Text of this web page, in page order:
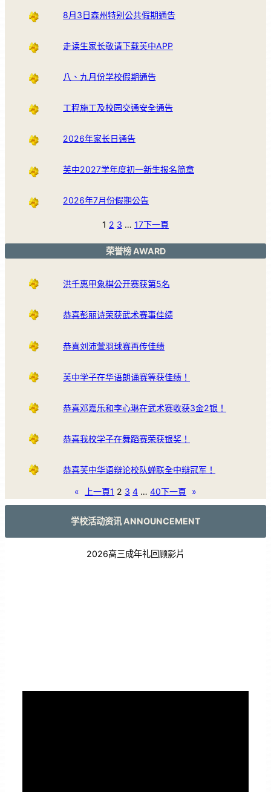
8月3日森州特别公共假期通告
走读生家长敬请下载芙中APP
八、九月份学校假期通告
工程施工及校园交通安全通告
2026年家长日通告
芙中2027学年度初一新生报名简章
2026年7月份假期公告
1 2 3 … 17下一頁
荣誉榜 AWARD
洪千惠甲象棋公开赛获第5名
恭喜彭丽诗荣获武术赛事佳绩
恭喜刘沛萱羽球赛再传佳绩
芙中学子在华语朗诵赛等获佳绩！
恭喜邓嘉乐和李心琳在武术赛收获3金2银！
恭喜我校学子在舞蹈赛荣获银奖！
恭喜芙中华语辩论校队蝉联全中辩冠军！
« 上一頁1 2 3 4 … 40下一頁 »
学校活动资讯 ANNOUNCEMENT
2026高三成年礼回顾影片